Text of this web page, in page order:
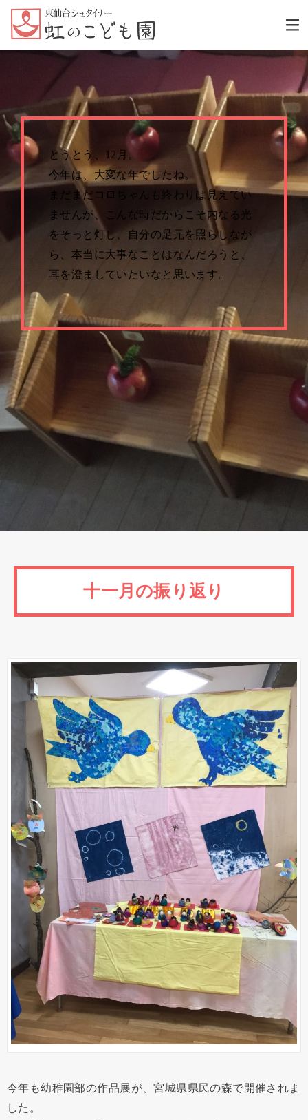
とうとう、12月。
今年は、大変な年でしたね。
まだまだコロちゃんも終わりは見えてい
ませんが、こんな時だからこそ内なる光
をそっと灯し、自分の足元を照らしなが
ら、本当に大事なことはなんだろうと、
耳を澄ましていたいなと思います。
十一月の振り返り
今年も幼稚園部の作品展が、宮城県県民の森で開催されま
した。